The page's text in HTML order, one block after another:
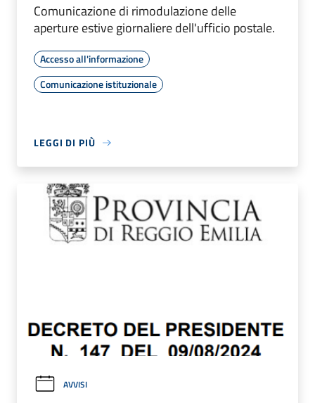
Comunicazione di rimodulazione delle
aperture estive giornaliere dell'ufficio postale.
Accesso all'informazione
Comunicazione istituzionale
LEGGI DI PIÙ
AVVISI